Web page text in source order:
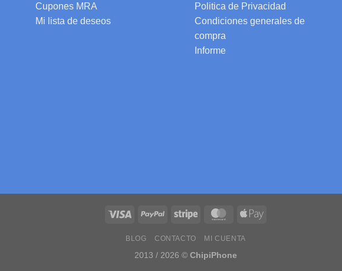
Cupones MRA
Mi lista de deseos
Politica de Privacidad
Condiciones generales de
compra
Informe
BLOG CONTACTO MI CUENTA
2013 / 2026 © ChipiPhone